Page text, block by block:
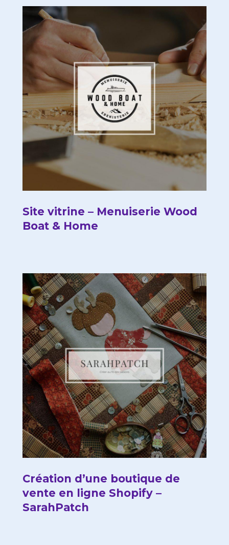
Site vitrine – Menuiserie Wood
Boat & Home
Création d’une boutique de
vente en ligne Shopify –
SarahPatch